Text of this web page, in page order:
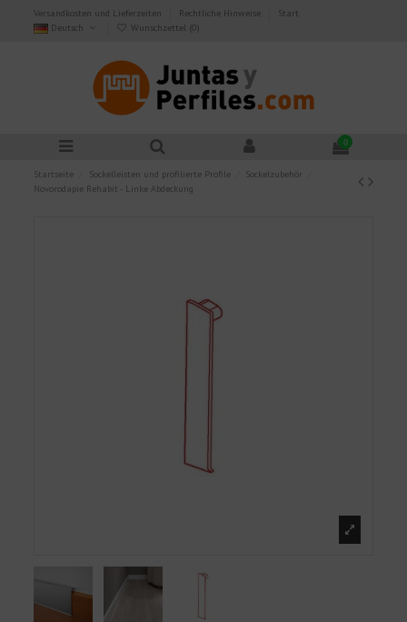
Versandkosten und Lieferzeiten Rechtliche Hinweise
Start
Deutsch
Wunschzettel (0)
0
Startseite Sockelleisten und profilierte Profile
Sockelzubehör
Novorodapie Rehabit - Linke Abdeckung